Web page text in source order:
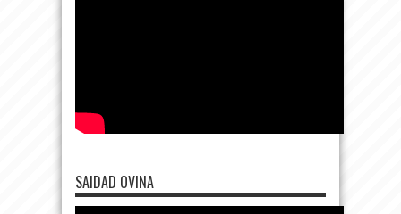
SAIDAD OVINA